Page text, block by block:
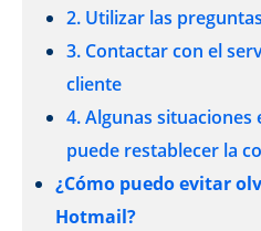
2. Utilizar las
3. Contactar con el
cliente
4. Algunas situaciones
puede restablecer la
¿Cómo puedo evitar
Hotmail?